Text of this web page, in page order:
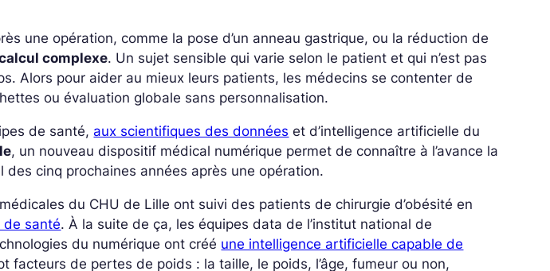
une opération, comme la pose d’un anneau gastrique, ou la réduction de
complexe. Un sujet sensible qui varie selon le patient et qui n’est pas
Alors pour aider au mieux leurs patients, les médecins se contenter de
ou évaluation globale sans personnalisation.
de santé, aux scientifiques des données et d’intelligence artificielle du
, un nouveau dispositif médical numérique permet de connaître à l’avance la
cinq prochaines années après une opération.
du CHU de Lille ont suivi des patients de chirurgie d’obésité en
de santé. À la suite de ça, les équipes data de l’institut national de
du numérique ont créé une intelligence artificielle capable de
facteurs de pertes de poids : la taille, le poids, l’âge, fumeur ou non,